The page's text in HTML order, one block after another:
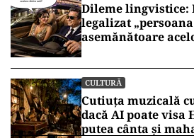
Dileme lingvistice:
legalizat
asemănătoare
CULTURĂ
Cutiuța muzicală
dacă AI poate visa
putea cânta și